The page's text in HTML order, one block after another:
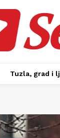
Tuzla, grad i